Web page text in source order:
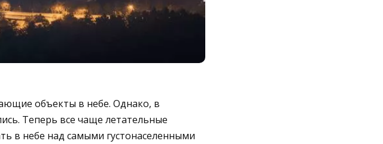
объекты в небе. Однако, в
Теперь все чаще летательные
в небе над самыми густонаселенными